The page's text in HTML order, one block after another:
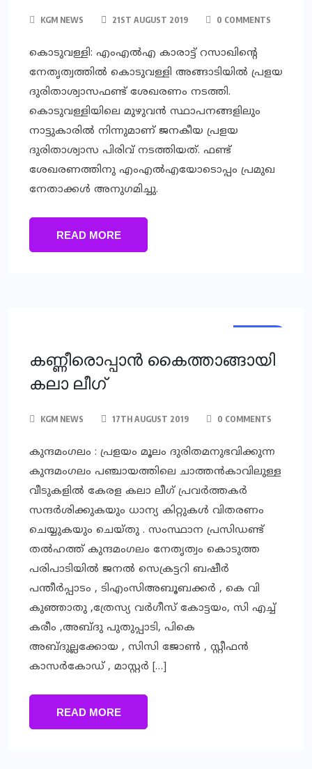
KGM NEWS 21ST AUGUST 2019 0 COMMENTS
കൊടുവള്ളി: എംഎല്‍എ കാരാട്ട് റസാഖിന്റെ
നേതൃത്വത്തില്‍ കൊടുവള്ളി അങ്ങാടിയില്‍ പ്രളയ
ദുരിതാശ്വാസഫണ്ട് ശേഖരണം നടത്തി.
കൊടുവള്ളിയിലെ മുഴുവന്‍ സ്ഥാപനങ്ങളിലും
നാട്ടുകാരില്‍ നിന്നുമാണ് ജനകീയ പ്രളയ
ദുരിതാശ്വാസ പിരിവ് നടത്തിയത്. ഫണ്ട്
ശേഖരണത്തിനു എംഎല്‍എയോടൊപ്പം പ്രമുഖ
നേതാക്കള്‍ അനുഗമിച്ചു.
READ MORE
കണ്ണീരൊപ്പാന്‍ കൈത്താങ്ങായി
കലാ ലീഗ്
KGM NEWS 17TH AUGUST 2019 0 COMMENTS
കുന്ദമംഗലം : പ്രളയം മൂലം ദുരിതമനുഭവിക്കുന്ന
കുന്ദമംഗലം പഞ്ചായത്തിലെ ചാത്തന്‍കാവിലുള്ള
വീടുകളില്‍ കേരള കലാ ലീഗ് പ്രവര്‍ത്തകര്‍
സന്ദര്‍ശിക്കുകയും ധാന്യ കിറ്റുകള്‍ വിതരണം
ചെയ്യുകയും ചെയ്തു . സംസ്ഥാന പ്രസിഡണ്ട്
തല്‍ഹത്ത് കുന്ദമംഗലം നേതൃത്വം കൊടുത്ത
പരിപാടിയില്‍ ജനല്‍ സെക്രട്ടറി ബഷീര്‍
പന്തീര്‍പ്പാടം , ടിഎംസിഅബൂബക്കര്‍ , കെ വി
കുഞ്ഞാതു ,ത്രേസ്യ വര്‍ഗീസ് കോട്ടയം, സി എച്ച്
കരീം ,അബ്ദു പുതുപ്പാടി, പികെ
അബ്ദുല്ലക്കോയ , സിസി ജോണ്‍ , സ്റ്റീഫന്‍
കാസര്‍കോഡ് , മാസ്റ്റര്‍ […]
READ MORE